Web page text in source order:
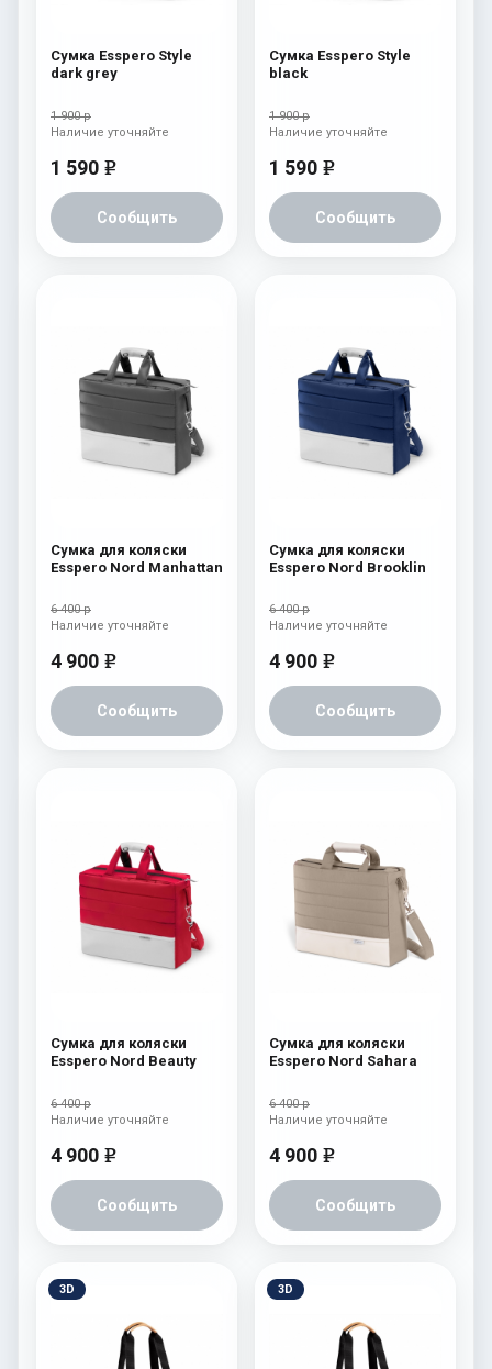
Сумка Esspero Style
dark grey
1 900 р
1 590 e
Сообщить
Наличие уточняйте
Сумка Esspero Style
black
1 900 р
1 590 e
Сообщить
Наличие уточняйте
Сумка для коляски
Esspero Nord Manhattan
6 400 р
4 900 e
Сообщить
Наличие уточняйте
Сумка для коляски
Esspero Nord Brooklin
6 400 р
4 900 e
Сообщить
Наличие уточняйте
Сумка для коляски
Esspero Nord Beauty
6 400 р
4 900 e
Сообщить
Наличие уточняйте
Сумка для коляски
Esspero Nord Sahara
6 400 р
4 900 e
Сообщить
Наличие уточняйте
3D 3D